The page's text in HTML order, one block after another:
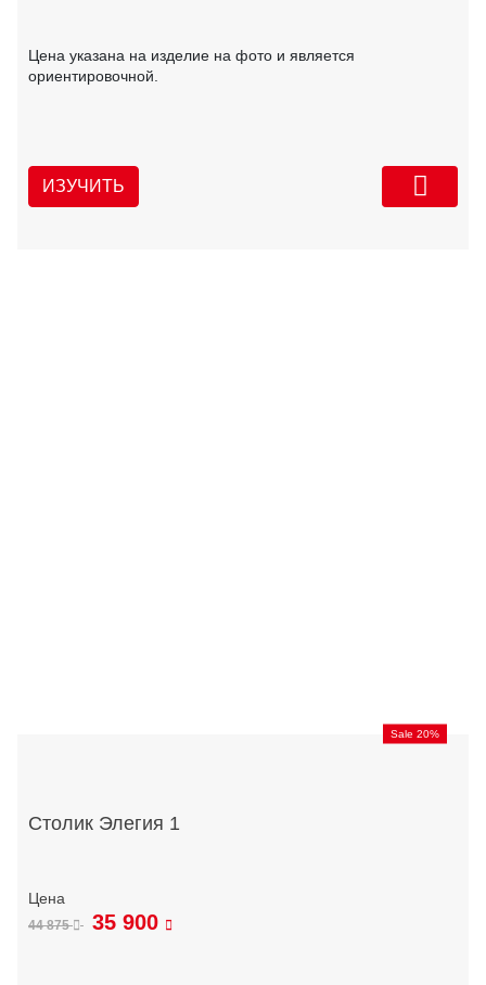
Цена указана на изделие на фото и является
ориентировочной.
ИЗУЧИТЬ
Sale 20%
Столик Элегия 1
44 875 35 900